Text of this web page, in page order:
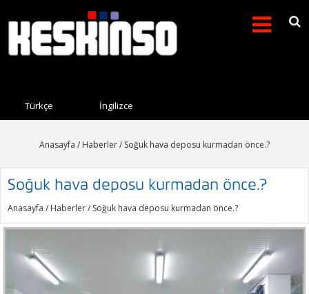
Arama formu
Türkçe İngilizce
Anasayfa / Haberler/ Soğuk hava deposu kurmadan önce.?
Soğuk hava deposu kurmadan önce.?
Anasayfa / Haberler/ Soğuk hava deposu kurmadan önce.?